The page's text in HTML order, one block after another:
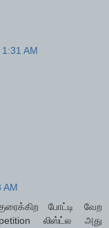
AM
AM
போட்டி வேற
லிஸ்ட்ல அது